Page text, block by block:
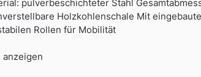
pulverbeschichteter Stahl
Holzkohlenschale Mit
Rollen für Mobilität